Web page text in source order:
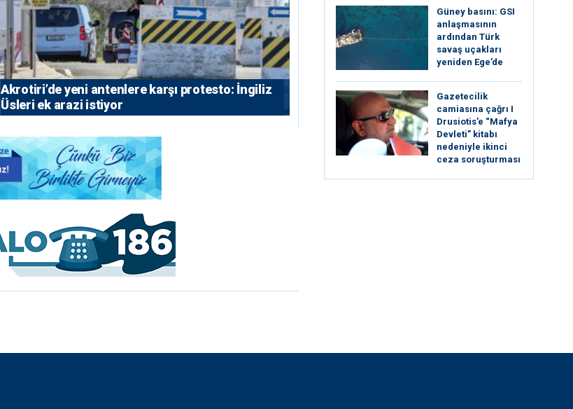
⁠Akrotiri’de yeni antenlere karşı protesto: İngiliz
Üsleri ek arazi istiyor
Güney basını: ⁠GSI
anlaşmasının
ardından Türk
savaş uçakları
yeniden Ege’de
Gazetecilik
camiasına çağrı I
⁠Drusiotis’e “Mafya
Devleti” kitabı
nedeniyle ikinci
ceza soruşturması